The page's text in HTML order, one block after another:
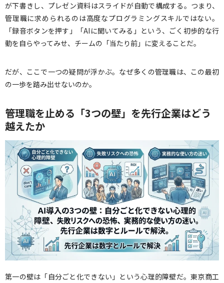
が下書きし、プレゼン資料はスライドが自動で構成する。つまり、
管理職に求められるのは高度なプログラミングスキルではない。
「録音ボタンを押す」「AIに聞いてみる」という、ごく初歩的な行
動を自らやってみせ、チームの「当たり前」に変えることだ。
だが、ここで一つの疑問が浮かぶ。なぜ多くの管理職は、この最初
の一歩を踏み出せないのか。
管理職を止める「3つの壁」を先行企業はどう
越えたか
第一の壁は「自分ごと化できない」という心理的障壁だ。東京商工